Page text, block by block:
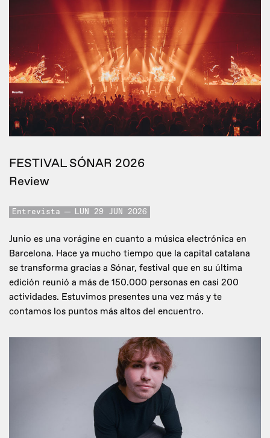
FESTIVAL SÓNAR 2026
Review
Entrevista LUN 29 JUN 2026
Junio es una vorágine en cuanto a música electrónica en
Barcelona. Hace ya mucho tiempo que la capital catalana
se transforma gracias a Sónar, festival que en su última
edición reunió a más de 150.000 personas en casi 200
actividades. Estuvimos presentes una vez más y te
contamos los puntos más altos del encuentro.